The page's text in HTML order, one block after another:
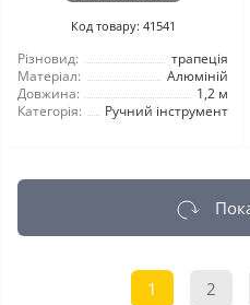
Код товару: 41541
Різновид:
трапеція
Матеріал:
Алюміній
Довжина:
1,2 м
Категорія:
Ручний інструмент
1 2